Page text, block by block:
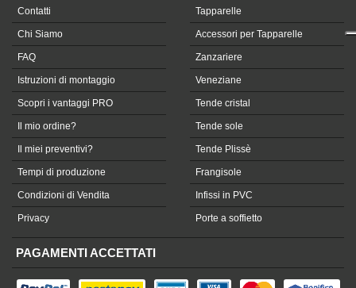
Contatti
Chi Siamo
FAQ
Istruzioni di montaggio
Scopri i vantaggi PRO
Il mio ordine?
Il miei preventivi?
Tempi di produzione
Condizioni di Vendita
Privacy
Tapparelle
Accessori per Tapparelle
Zanzariere
Veneziane
Tende cristal
Tende sole
Tende Plissè
Frangisole
Infissi in PVC
Porte a soffietto
PAGAMENTI ACCETTATI